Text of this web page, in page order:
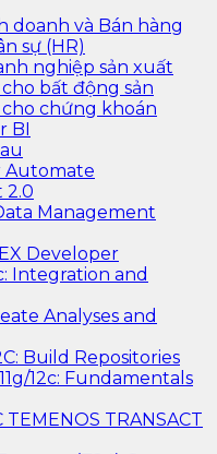
doanh và Bán hàng
sự (HR)
nghiệp sản xuất
bất động sản
cho chứng khoán
BI
Automate
2.0
Management
Developer
Integration and
Analyses and
Build Repositories
12c: Fundamentals
TRANSACT